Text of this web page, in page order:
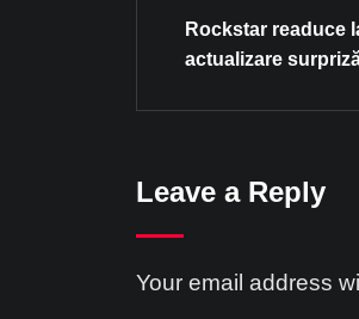
Rockstar readuce
actualizare
Leave a Reply
Your email address